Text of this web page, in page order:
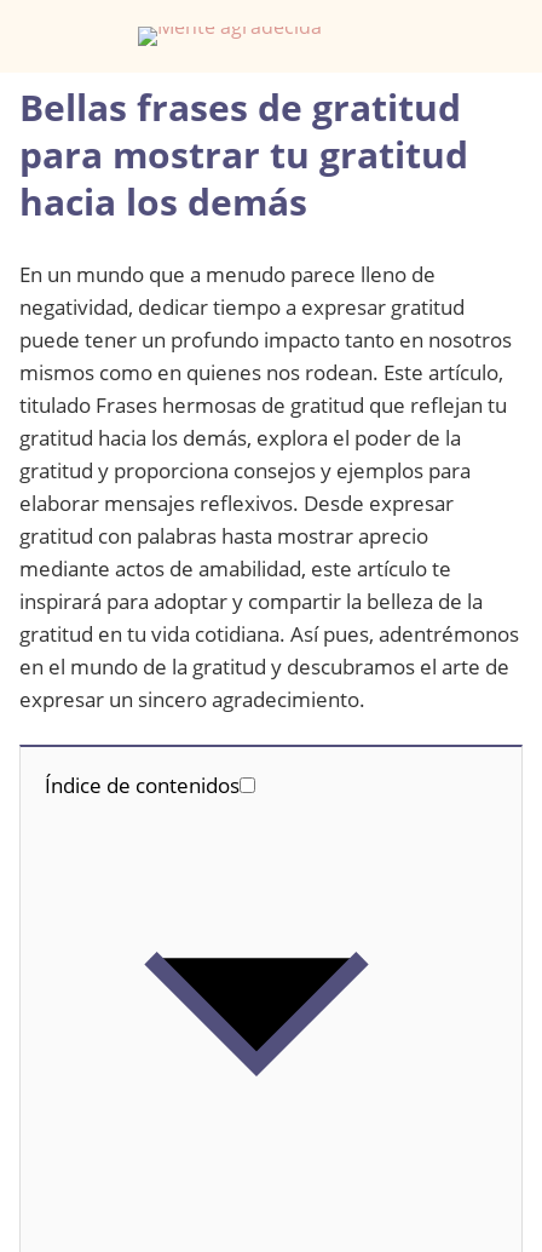
Bellas frases de gratitud
para mostrar tu gratitud
hacia los demás
En un mundo que a menudo parece lleno de
negatividad, dedicar tiempo a expresar gratitud
puede tener un profundo impacto tanto en nosotros
mismos como en quienes nos rodean. Este artículo,
titulado Frases hermosas de gratitud que reflejan tu
gratitud hacia los demás, explora el poder de la
gratitud y proporciona consejos y ejemplos para
elaborar mensajes reflexivos. Desde expresar
gratitud con palabras hasta mostrar aprecio
mediante actos de amabilidad, este artículo te
inspirará para adoptar y compartir la belleza de la
gratitud en tu vida cotidiana. Así pues, adentrémonos
en el mundo de la gratitud y descubramos el arte de
expresar un sincero agradecimiento.
Índice de contenidos